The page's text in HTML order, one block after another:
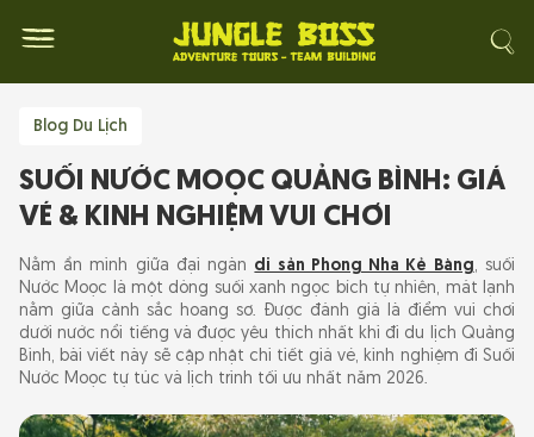
Blog Du Lịch
SUỐI NƯỚC MOỌC QUẢNG BÌNH: GIÁ
VÉ & KINH NGHIỆM VUI CHƠI
Nằm ẩn mình giữa đại ngàn di sản Phong Nha Kẻ Bàng, suối
Nước Moọc là một dòng suối xanh ngọc bích tự nhiên, mát lạnh
nằm giữa cảnh sắc hoang sơ. Được đánh giá là điểm vui chơi
dưới nước nổi tiếng và được yêu thích nhất khi đi du lịch Quảng
Bình, bài viết này sẽ cập nhật chi tiết giá vé, kinh nghiệm đi Suối
Nước Moọc tự túc và lịch trình tối ưu nhất năm 2026.